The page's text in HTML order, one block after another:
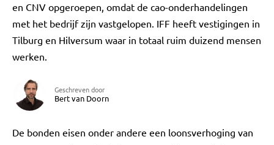
en CNV opgeroepen, omdat de cao-onderhandelingen
met het bedrijf zijn vastgelopen. IFF heeft vestigingen in
Tilburg en Hilversum waar in totaal ruim duizend mensen
werken.
Geschreven door
Bert van Doorn
De bonden eisen onder andere een loonsverhoging van